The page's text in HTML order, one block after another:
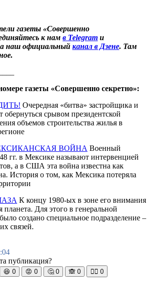
газеты «Совершенно
к нам в Telegram и
наш официальный канал в Дзене. Там
газеты «Совершенно секретно»:
Очередная «битва» застройщика и
срывом президентской
объемов строительства жилья в
ВОЙНА Военный
гг. в Мексике называют интервенцией
а в США эта война известна как
История о том, как Мексика потеряла
К концу 1980-ых в зоне его внимания
планета. Для этого в генеральной
создано специальное подразделение –
связей.
публикация?
😆 0 😡 0 🤔 0 🙈 0 🧘‍♀️ 0